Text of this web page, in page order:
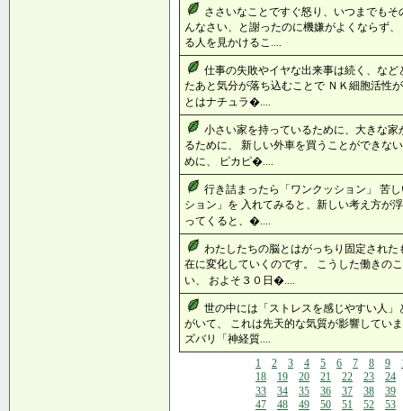
ささいなことですぐ怒り、いつまでも
んなさい、と謝ったのに機嫌がよくならず
る人を見かけるこ....
仕事の失敗やイヤな出来事は続く、な
たあと気分が落ち込むことで ＮＫ細胞活性
とはナチュラ�....
小さい家を持っているために、大きな
るために、 新しい外車を買うことができな
めに、 ピカピ�....
行き詰まったら「ワンクッション」 苦
ション」を 入れてみると、新しい考え方が
ってくると、�....
わたしたちの脳とはがっちり固定され
在に変化していくのです。 こうした働きの
い、 およそ３０日�....
世の中には「ストレスを感じやすい人
がいて、 これは先天的な気質が影響してい
ズバリ「神経質....
1 2 3 4 5 6 7 8 9
18
19 20 21 22 23
24
33
34 35 36 37 38
39
47
48 49 50 51 52
53